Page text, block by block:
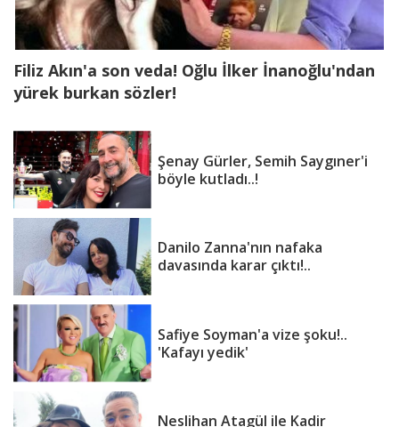
Filiz Akın'a son veda! Oğlu İlker İnanoğlu'ndan
yürek burkan sözler!
Şenay Gürler, Semih Saygıner'i
böyle kutladı..!
Danilo Zanna'nın nafaka
davasında karar çıktı!..
Safiye Soyman'a vize şoku!..
'Kafayı yedik'
Neslihan Atagül ile Kadir